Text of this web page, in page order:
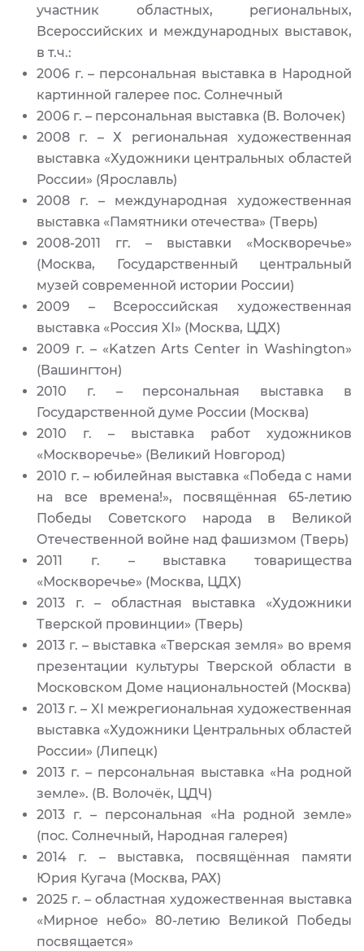
участник областных, региональных,
Всероссийских и международных выставок,
в т.ч.:
2006 г. – персональная выставка в Народной
картинной галерее пос. Солнечный
2006 г. – персональная выставка (В. Волочек)
2008 г. – Х региональная художественная
выставка «Художники центральных областей
России» (Ярославль)
2008 г. – международная художественная
выставка «Памятники отечества» (Тверь)
2008-2011 гг. – выставки «Москворечье»
(Москва, Государственный центральный
музей современной истории России)
2009 – Всероссийская художественная
выставка «Россия XI» (Москва, ЦДХ)
2009 г. – «Katzen Arts Center in Washington»
(Вашингтон)
2010 г. – персональная выставка в
Государственной думе России (Москва)
2010 г. – выставка работ художников
«Москворечье» (Великий Новгород)
2010 г. – юбилейная выставка «Победа с нами
на все времена!», посвящённая 65-летию
Победы Советского народа в Великой
Отечественной войне над фашизмом (Тверь)
2011 г. – выставка товарищества
«Москворечье» (Москва, ЦДХ)
2013 г. – областная выставка «Художники
Тверской провинции» (Тверь)
2013 г. – выставка «Тверская земля» во время
презентации культуры Тверской области в
Московском Доме национальностей (Москва)
2013 г. – XI межрегиональная художественная
выставка «Художники Центральных областей
России» (Липецк)
2013 г. – персональная выставка «На родной
земле». (В. Волочёк, ЦДЧ)
2013 г. – персональная «На родной земле»
(пос. Солнечный, Народная галерея)
2014 г. – выставка, посвящённая памяти
Юрия Кугача (Москва, РАХ)
2025 г. – областная художественная выставка
«Мирное небо» 80-летию Великой Победы
посвящается»